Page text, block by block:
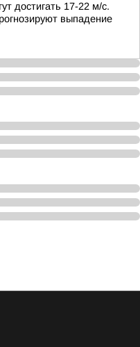
достигать 17-22 м/с.
выпадение